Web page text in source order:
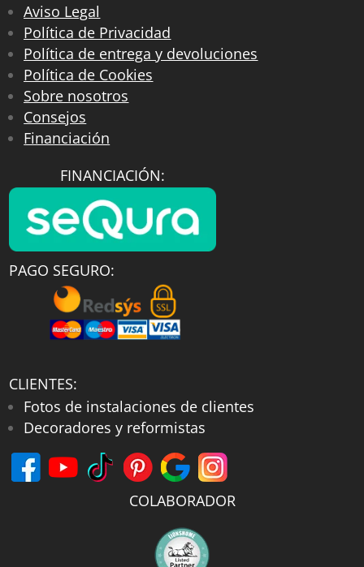
Aviso Legal
Política de Privacidad
Política de entrega y devoluciones
Política de Cookies
Sobre nosotros
Consejos
Financiación
FINANCIACIÓN:
PAGO SEGURO:
CLIENTES:
Fotos de instalaciones de clientes
Decoradores y reformistas
COLABORADOR